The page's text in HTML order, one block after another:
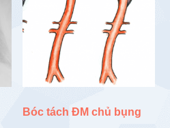
Bóc tách ĐM chủ bụng